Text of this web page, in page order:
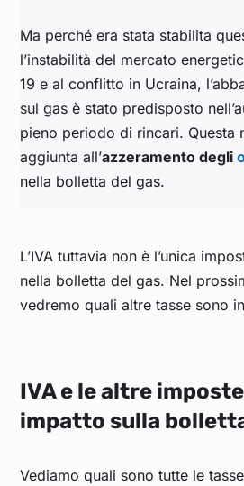
Ma perché era stata stabilita
l’instabilità del mercato
19 e al conflitto in Ucraina,
sul gas è stato predisposto
pieno periodo di rincari. Questa
aggiunta all’azzeramento degli
nella bolletta del gas.
L’IVA tuttavia non è l’unica
nella bolletta del gas. Nel
vedremo quali altre tasse sono
IVA e le altre
impatto sulla
Vediamo quali sono tutte le